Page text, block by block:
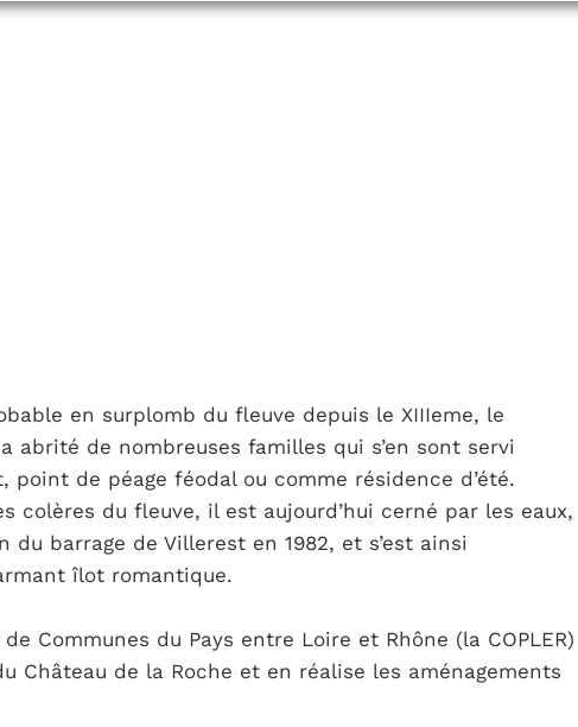
en surplomb du fleuve depuis le XIIIeme, le
abrité de nombreuses familles qui s’en sont servi
point de péage féodal ou comme résidence d’été.
colères du fleuve, il est aujourd’hui cerné par les eaux,
du barrage de Villerest en 1982, et s’est ainsi
îlot romantique.
Communes du Pays entre Loire et Rhône (la COPLER)
Château de la Roche et en réalise les aménagements